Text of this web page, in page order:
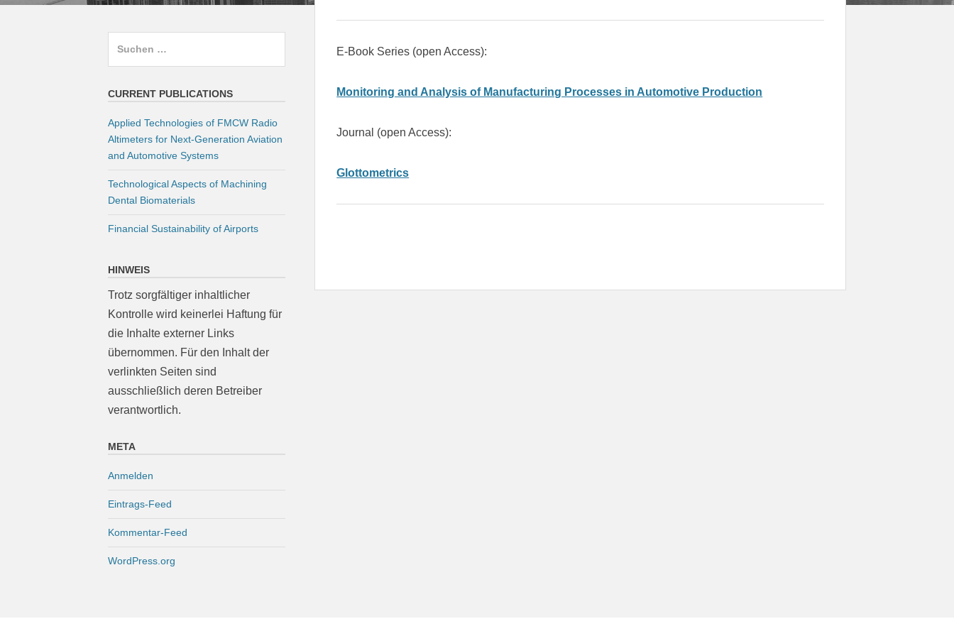
E-Book Series (open Access):
Monitoring and Analysis of Manufacturing Processes in Automotive Production
Journal (open Access):
Glottometrics
CURRENT PUBLICATIONS
Applied Technologies of FMCW Radio
Altimeters for Next-Generation Aviation
and Automotive Systems
Technological Aspects of Machining
Dental Biomaterials
Financial Sustainability of Airports
HINWEIS
Trotz sorgfältiger inhaltlicher
Kontrolle wird keinerlei Haftung für
die Inhalte externer Links
übernommen. Für den Inhalt der
verlinkten Seiten sind
ausschließlich deren Betreiber
verantwortlich.
META
Anmelden
Eintrags-Feed
Kommentar-Feed
WordPress.org